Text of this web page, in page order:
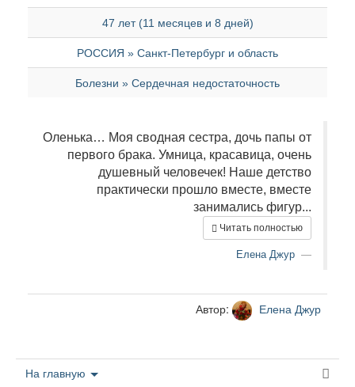
47 лет (11 месяцев и 8 дней)
РОССИЯ » Санкт-Петербург и область
Болезни » Сердечная недостаточность
Оленька… Моя сводная сестра, дочь папы от
первого брака. Умница, красавица, очень
душевный человечек! Наше детство
практически прошло вместе, вместе
занимались фигур...
Читать полностью
Елена Джур
Автор: Елена Джур
На главную